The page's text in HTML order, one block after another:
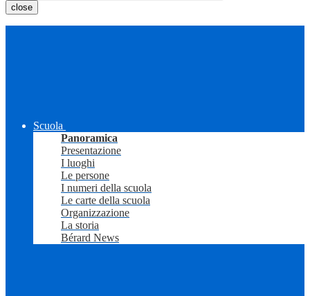
close
Scuola
Panoramica
Presentazione
I luoghi
Le persone
I numeri della scuola
Le carte della scuola
Organizzazione
La storia
Bérard News